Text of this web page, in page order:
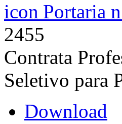
Portaria
2455
Contrata
Seletivo para
Download